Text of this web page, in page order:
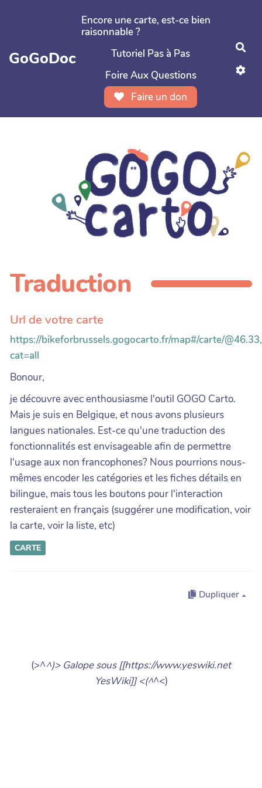
Aller au contenu principal
GoGoDoc
Encore une carte, est-ce bien
raisonnable ?
Tutoriel Pas à Pas
Foire Aux Questions
Faire un don
Traduction
Url de votre carte
https://bikeforbrussels.gogocarto.fr/map#/carte/
cat=all
Bonour,
je découvre avec enthousiasme l'outil GOGO Carto.
Mais je suis en Belgique, et nous avons plusieurs
langues nationales. Est-ce qu'une traduction des
fonctionnalités est envisageable afin de permettre
l'usage aux non francophones? Nous pourrions nous-
mêmes encoder les catégories et les fiches détails en
bilingue, mais tous les boutons pour l'interaction
resteraient en français (suggérer une modification, voir
la carte, voir la liste, etc)
CARTE
Dupliquer
(>^^)> Galope sous [[https://www.yeswiki.net
YesWiki]] <(^^<)